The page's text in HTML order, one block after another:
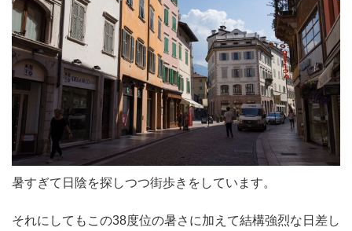
暑すぎて日陰を探しつつ街歩きをしています。
それにしてもこの38度位の暑さに加えて結構強烈な日差し